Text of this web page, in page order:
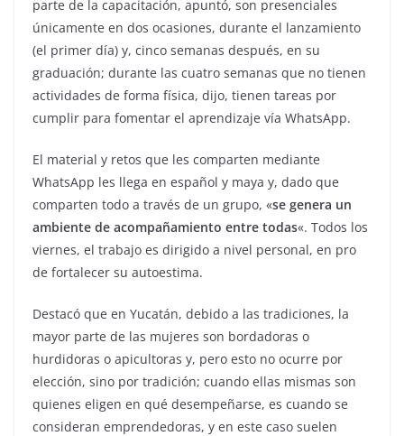
parte de la capacitación, apuntó, son presenciales
únicamente en dos ocasiones, durante el lanzamiento
(el primer día) y, cinco semanas después, en su
graduación; durante las cuatro semanas que no tienen
actividades de forma física, dijo, tienen tareas por
cumplir para fomentar el aprendizaje vía WhatsApp.
El material y retos que les comparten mediante
WhatsApp les llega en español y maya y, dado que
comparten todo a través de un grupo, «se genera un
ambiente de acompañamiento entre todas«. Todos los
viernes, el trabajo es dirigido a nivel personal, en pro
de fortalecer su autoestima.
Destacó que en Yucatán, debido a las tradiciones, la
mayor parte de las mujeres son bordadoras o
hurdidoras o apicultoras y, pero esto no ocurre por
elección, sino por tradición; cuando ellas mismas son
quienes eligen en qué desempeñarse, es cuando se
consideran emprendedoras, y en este caso suelen